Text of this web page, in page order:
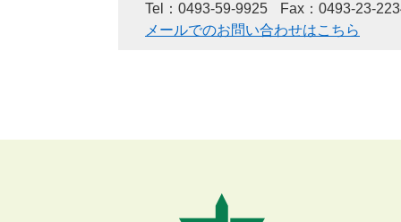
Tel：0493-59-9925
Fax：0493-23-
メールでのお問い合わせはこちら